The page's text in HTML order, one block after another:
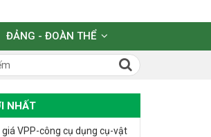
ĐẢNG - ĐOÀN THỂ
TIN VÀ HY VỌNG!
NHẤT
giá VPP-công cụ dụng cụ-vật